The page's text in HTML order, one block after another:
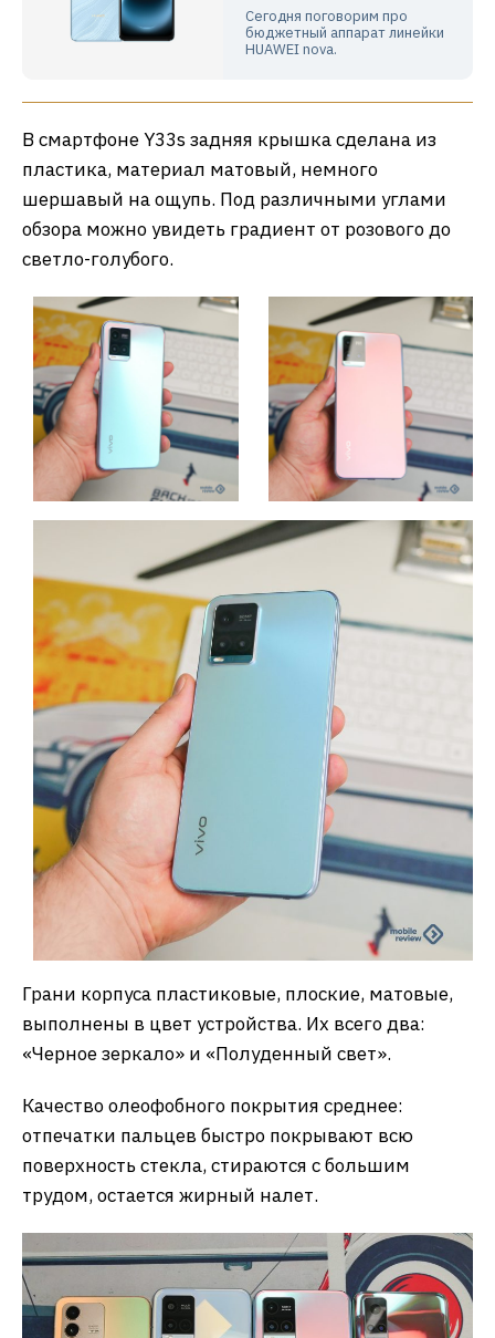
Сегодня поговорим про
бюджетный аппарат линейки
HUAWEI nova.
В смартфоне Y33s задняя крышка сделана из
пластика, материал матовый, немного
шершавый на ощупь. Под различными углами
обзора можно увидеть градиент от розового до
светло-голубого.
Грани корпуса пластиковые, плоские, матовые,
выполнены в цвет устройства. Их всего два:
«Черное зеркало» и «Полуденный свет».
Качество олеофобного покрытия среднее:
отпечатки пальцев быстро покрывают всю
поверхность стекла, стираются с большим
трудом, остается жирный налет.